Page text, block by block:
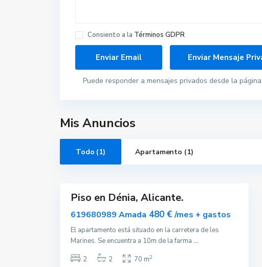
Consiento a la Términos GDPR
Puede responder a mensajes privados desde la
Mis Anuncios
Todo (1) Apartamento (1)
D
Destacado
Piso en Dénia, Alicante.
619680989 Amada 480 €/mes + gastos
El apartamento está situado en la carretera de les
Marines. Se encuentra a 10m de la farma ...
2
2 70 m2